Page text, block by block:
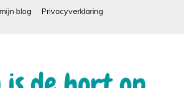
blog
Privacyverklaring